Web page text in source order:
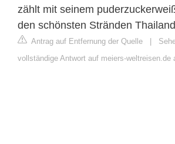
zählt mit seinem
den schönsten Stränden
Antrag auf Entfernung der Quelle |
vollständige Antwort auf meiers-weltreisen.de